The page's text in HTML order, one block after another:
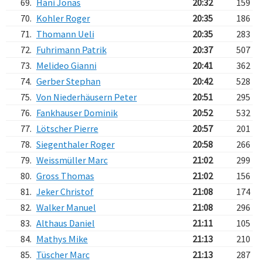
69. Häni Jonas 20:32
159
70. Kohler Roger 20:35
186
71. Thomann Ueli 20:35
283
72. Fuhrimann Patrik 20:37
507
73. Melideo Gianni 20:41
362
74. Gerber Stephan 20:42
528
75. Von Niederhäusern Peter 20:51
295
76. Fankhauser Dominik 20:52
532
77. Lötscher Pierre 20:57
201
78. Siegenthaler Roger 20:58
266
79. Weissmüller Marc 21:02
299
80. Gross Thomas 21:02
156
81. Jeker Christof 21:08
174
82. Walker Manuel 21:08
296
83. Althaus Daniel 21:11
105
84. Mathys Mike 21:13
210
85. Tüscher Marc 21:13
287